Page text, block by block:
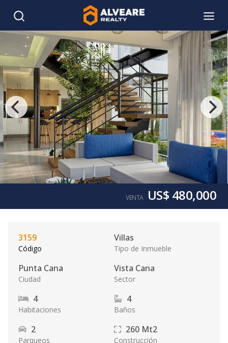
VENTA US$ 480,000
3159
Código
Villas
Tipo de Inmueble
Punta Cana
Ciudad
Vista Cana
Sector
4
Habitaciones
4
Baños
2
Parqueos
260 Mt2
Construcción